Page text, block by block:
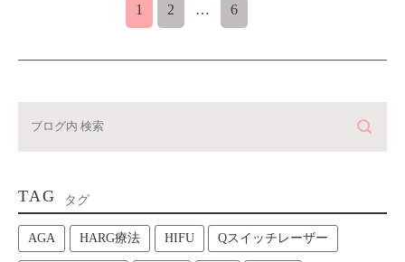
1 2 … 6
TAG タグ
AGA HARG療法 HIFU Qスイッチレーザー